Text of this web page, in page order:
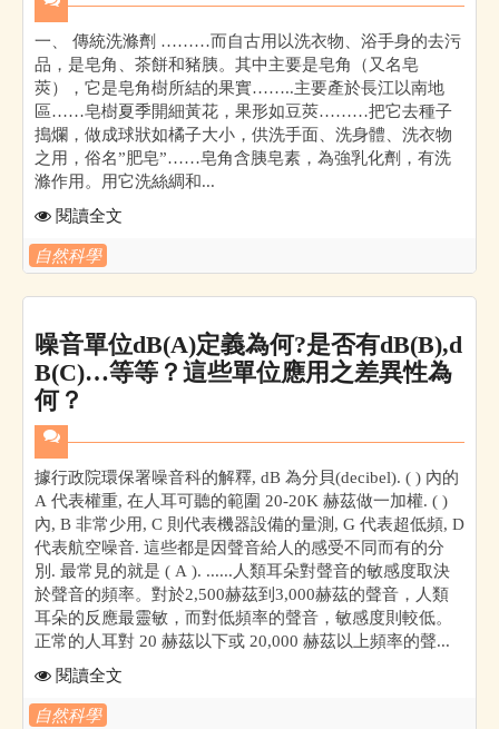
一、 傳統洗滌劑 ………而自古用以洗衣物、浴手身的去污
品，是皂角、茶餅和豬胰。其中主要是皂角（又名皂
莢），它是皂角樹所結的果實……..主要產於長江以南地
區……皂樹夏季開細黃花，果形如豆莢………把它去種子
搗爛，做成球狀如橘子大小，供洗手面、洗身體、洗衣物
之用，俗名”肥皂”……皂角含胰皂素，為強乳化劑，有洗
滌作用。用它洗絲綢和...
閱讀全文
自然科學
噪音單位dB(A)定義為何?是否有dB(B),d
B(C)…等等？這些單位應用之差異性為
何？
據行政院環保署噪音科的解釋, dB 為分貝(decibel). ( ) 內的
A 代表權重, 在人耳可聽的範圍 20-20K 赫茲做一加權. ( )
內, B 非常少用, C 則代表機器設備的量測, G 代表超低頻, D
代表航空噪音. 這些都是因聲音給人的感受不同而有的分
別. 最常見的就是 ( A ). ......人類耳朵對聲音的敏感度取決
於聲音的頻率。對於2,500赫茲到3,000赫茲的聲音，人類
耳朵的反應最靈敏，而對低頻率的聲音，敏感度則較低。
正常的人耳對 20 赫茲以下或 20,000 赫茲以上頻率的聲...
閱讀全文
自然科學